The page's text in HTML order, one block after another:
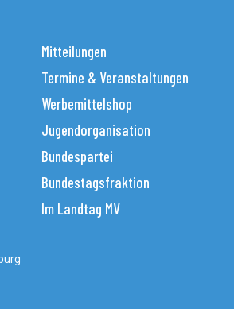
Mitteilungen
Termine & Veranstaltungen
Werbemittelshop
Jugendorganisation
Bundespartei
Bundestagsfraktion
Im Landtag MV